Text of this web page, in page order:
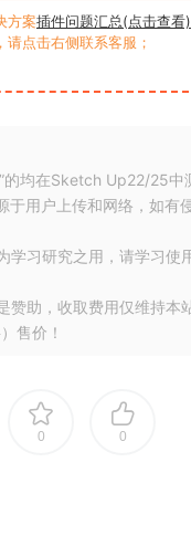
方案插件问题汇总(点击查看)
点击右侧联系客服；
的均在Sketch Up22/25中
于用户上传和网络，如有
学习研究之用，请学习使
赞助，收取费用仅维持本
售价！
0 0